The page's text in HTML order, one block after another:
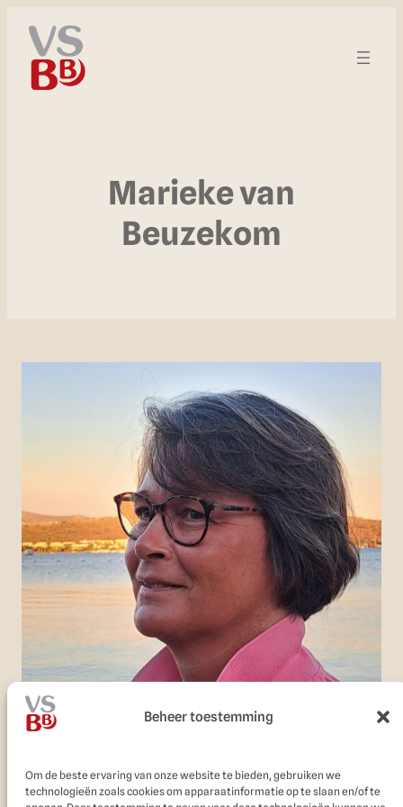
Beheer toestemming
Om de beste ervaring van onze website te bieden, gebruiken we
technologieën zoals cookies om apparaatinformatie op te slaan en/of te
Marieke van
Beuzekom